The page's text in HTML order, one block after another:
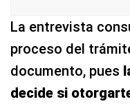
La entrevista
proceso del
documento, pues
decide si